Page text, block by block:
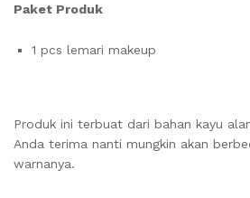
Paket Produk
1 pcs lemari makeup
Produk ini terbuat dari bahan kayu
Anda terima nanti mungkin akan
warnanya.